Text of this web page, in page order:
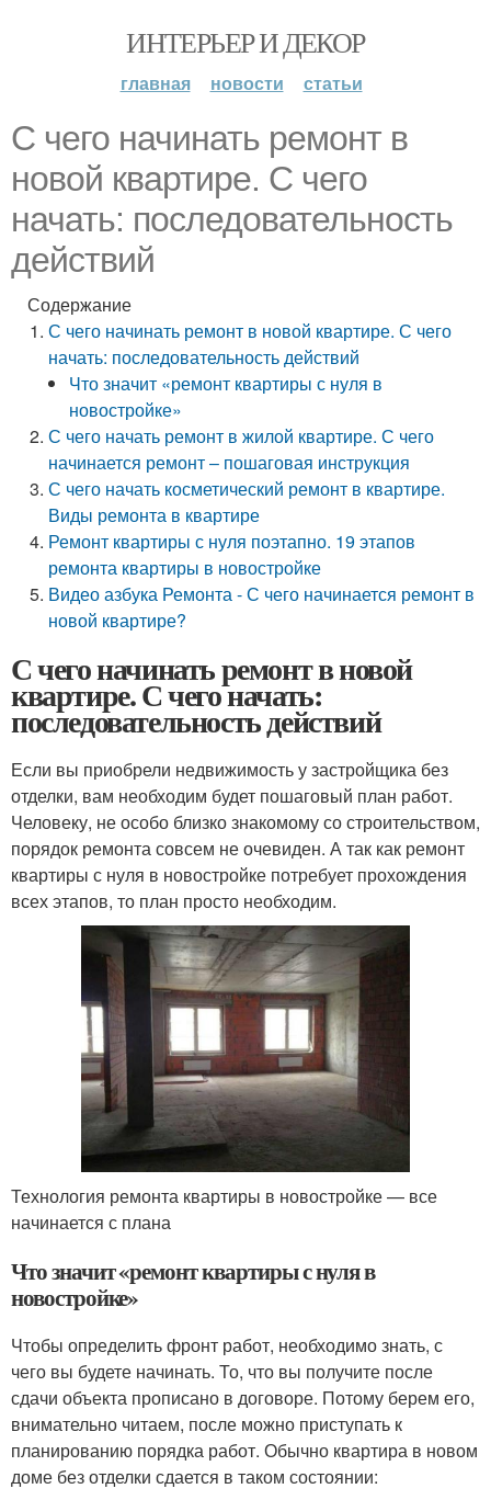
ИНТЕРЬЕР И ДЕКОР
главная новости статьи
С чего начинать ремонт в
новой квартире. С чего
начать: последовательность
действий
Содержание
С чего начинать ремонт в новой квартире. С чего
начать: последовательность действий
Что значит «ремонт квартиры с нуля в
новостройке»
С чего начать ремонт в жилой квартире. С чего
начинается ремонт – пошаговая инструкция
С чего начать косметический ремонт в квартире.
Виды ремонта в квартире
Ремонт квартиры с нуля поэтапно. 19 этапов
ремонта квартиры в новостройке
Видео азбука Ремонта - С чего начинается ремонт в
новой квартире?
С чего начинать ремонт в новой
квартире. С чего начать:
последовательность действий
Если вы приобрели недвижимость у застройщика без
отделки, вам необходим будет пошаговый план работ.
Человеку, не особо близко знакомому со строительством,
порядок ремонта совсем не очевиден. А так как ремонт
квартиры с нуля в новостройке потребует прохождения
всех этапов, то план просто необходим.
Технология ремонта квартиры в новостройке — все
начинается с плана
Что значит «ремонт квартиры с нуля в
новостройке»
Чтобы определить фронт работ, необходимо знать, с
чего вы будете начинать. То, что вы получите после
сдачи объекта прописано в договоре. Потому берем его,
внимательно читаем, после можно приступать к
планированию порядка работ. Обычно квартира в новом
доме без отделки сдается в таком состоянии: